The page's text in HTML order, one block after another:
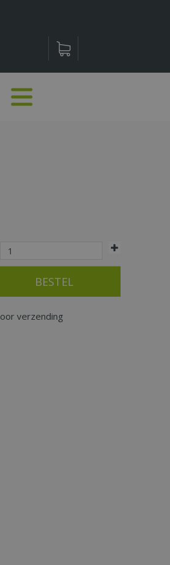
verzending